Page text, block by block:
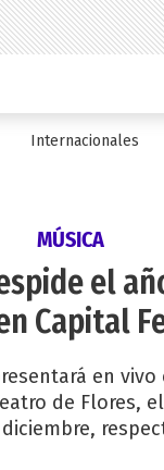
Internacionales
MÚSICA
el
Capital
en
de Flores,